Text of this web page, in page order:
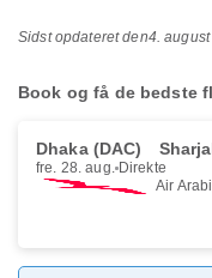
Sidst opdateret den4.
Book og få de bedste
Dhaka (DAC)
fre. 28. aug. Direkte
Air